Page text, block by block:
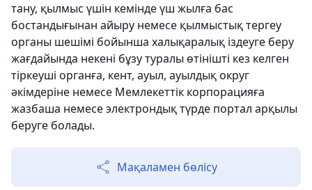
тану, қылмыс үшін кемінде үш жылға бас
бостандығынан айыру немесе қылмыстық тергеу
органы шешімі бойынша халықаралық іздеуге беру
жағдайында некені бұзу туралы өтінішті кез келген
тіркеуші органға, кент, ауыл, ауылдық округ
әкімдеріне немесе Мемлекеттік корпорацияға
жазбаша немесе электрондық түрде портал арқылы
беруге болады.
Мақаламен бөлісу